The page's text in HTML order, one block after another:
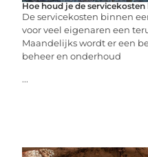
Hoe houd je de
De servicekosten binnen
voor veel eigenaren een
Maandelijks wordt er een
beheer en onderhoud
...